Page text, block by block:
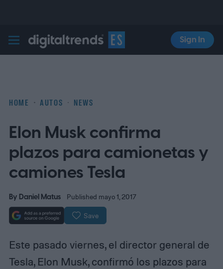
Digital Trends Español
Sign In
HOME AUTOS NEWS
Elon Musk confirma
plazos para camionetas y
camiones Tesla
By Daniel Matus Published mayo 1, 2017
Save
Este pasado viernes, el director general de
Tesla, Elon Musk, confirmó los plazos para